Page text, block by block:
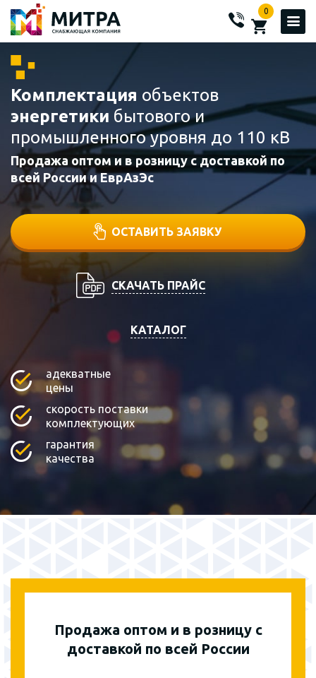
0
Комплектация объектов
энергетики бытового и
промышленного уровня до 110 кВ
Продажа оптом и в розницу с доставкой по
всей России и ЕврАзЭс
ОСТАВИТЬ ЗАЯВКУ
СКАЧАТЬ ПРАЙС
КАТАЛОГ
адекватные
цены
скорость поставки
комплектующих
гарантия
качества
Продажа оптом и в розницу с
доставкой по всей России